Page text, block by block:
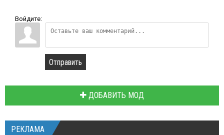
Войдите:
Отправить
ДОБАВИТЬ МОД
РЕКЛАМА